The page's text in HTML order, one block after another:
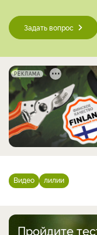
Задать вопрос
РЕКЛАМА
Видео лилии
Пройдите